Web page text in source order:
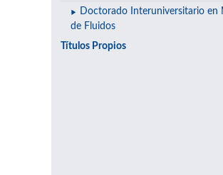
Doctorado Interuniversitario en
de Fluidos
Títulos Propios